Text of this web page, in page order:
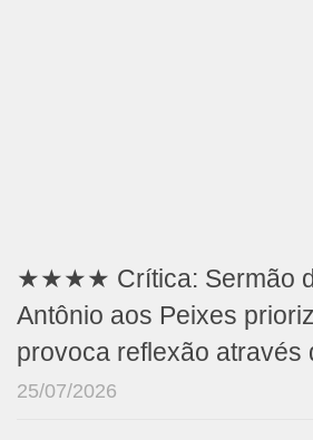
★★★★ Crítica: Sermão
Antônio aos Peixes
provoca reflexão através
25/07/2026